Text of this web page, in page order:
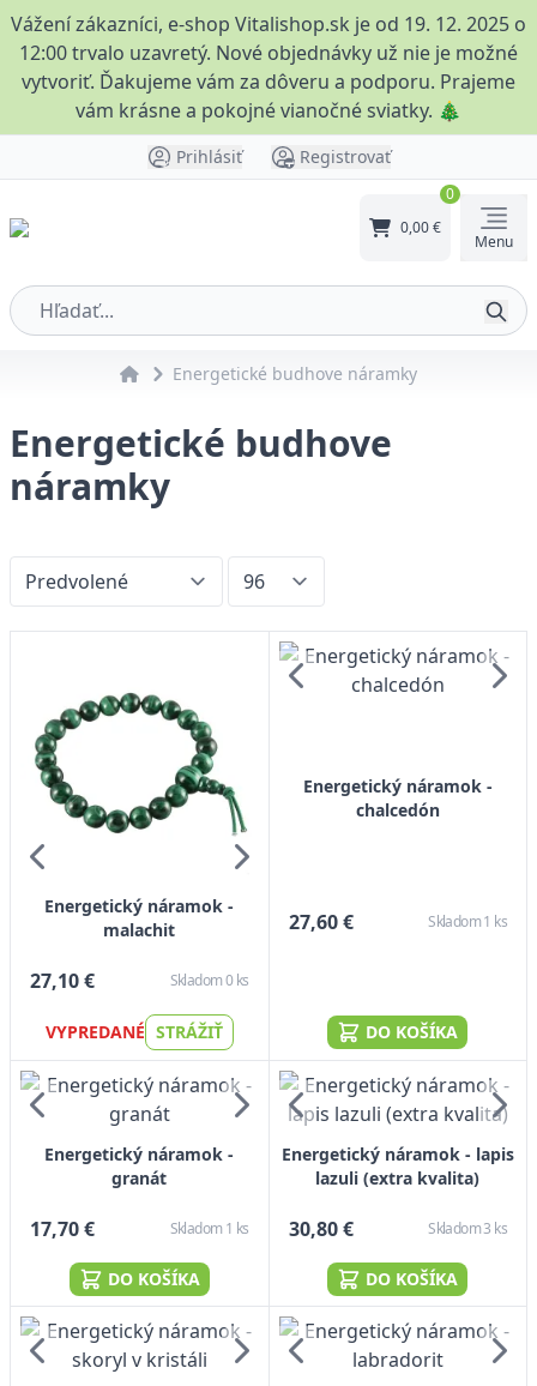
Vážení zákazníci, e-shop Vitalishop.sk je od 19. 12. 2025 o
12:00 trvalo uzavretý. Nové objednávky už nie je možné
vytvoriť. Ďakujeme vám za dôveru a podporu. Prajeme
vám krásne a pokojné vianočné sviatky. 🎄
Prihlásiť Registrovať
0,00 €
0
Menu
Energetické budhove náramky
Energetické budhove
náramky
Energetický náramok -
malachit
27,10 € Skladom 0 ks
VYPREDANÉ STRÁŽIŤ
Energetický náramok -
chalcedón
27,60 € Skladom 1 ks
DO KOŠÍKA
Energetický náramok -
granát
17,70 € Skladom 1 ks
DO KOŠÍKA
Energetický náramok - lapis
lazuli (extra kvalita)
30,80 € Skladom 3 ks
DO KOŠÍKA